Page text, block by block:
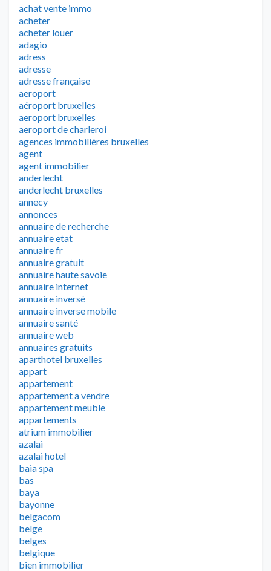
achat vente immo
acheter
acheter louer
adagio
adress
adresse
adresse française
aeroport
aéroport bruxelles
aeroport bruxelles
aeroport de charleroi
agences immobilières bruxelles
agent
agent immobilier
anderlecht
anderlecht bruxelles
annecy
annonces
annuaire de recherche
annuaire etat
annuaire fr
annuaire gratuit
annuaire haute savoie
annuaire internet
annuaire inversé
annuaire inverse mobile
annuaire santé
annuaire web
annuaires gratuits
aparthotel bruxelles
appart
appartement
appartement a vendre
appartement meuble
appartements
atrium immobilier
azalai
azalai hotel
baia spa
bas
baya
bayonne
belgacom
belge
belges
belgique
bien immobilier